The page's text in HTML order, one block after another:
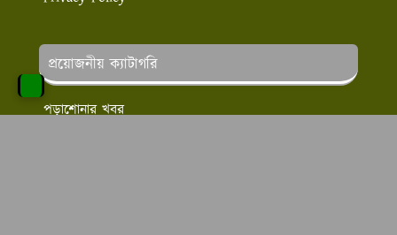
প্রয়োজনীয় ক্যাটাগরি
পড়াশোনার খবর